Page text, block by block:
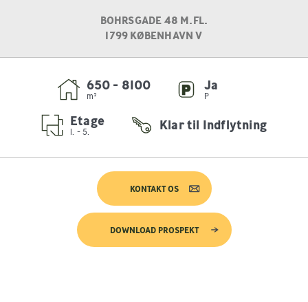
BOHRSGADE 48 M.FL.
1799 KØBENHAVN V
650 - 8100
m²
Ja
P
Etage
1. - 5. Klar til Indflytning
KONTAKT OS
DOWNLOAD PROSPEKT